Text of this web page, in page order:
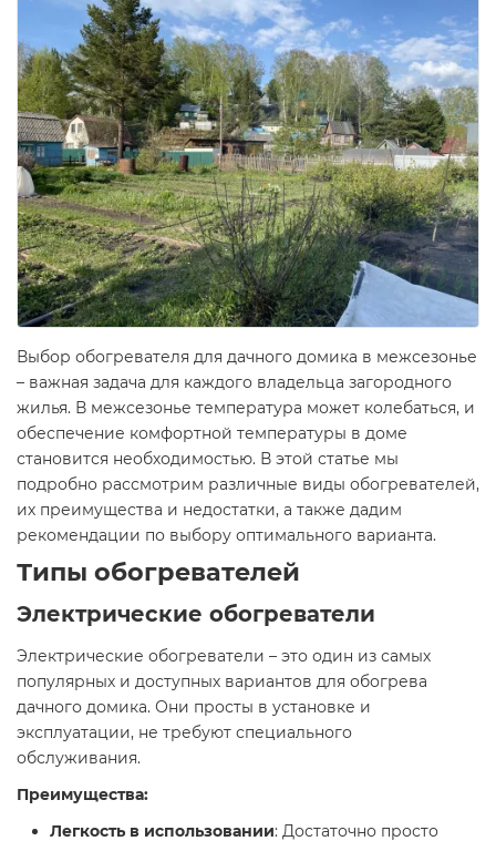
Выбор обогревателя для дачного домика в межсезонье
– важная задача для каждого владельца загородного
жилья. В межсезонье температура может колебаться, и
обеспечение комфортной температуры в доме
становится необходимостью. В этой статье мы
подробно рассмотрим различные виды обогревателей,
их преимущества и недостатки, а также дадим
рекомендации по выбору оптимального варианта.
Типы обогревателей
Электрические обогреватели
Электрические обогреватели – это один из самых
популярных и доступных вариантов для обогрева
дачного домика. Они просты в установке и
эксплуатации, не требуют специального
обслуживания.
Преимущества:
Легкость в использовании: Достаточно просто